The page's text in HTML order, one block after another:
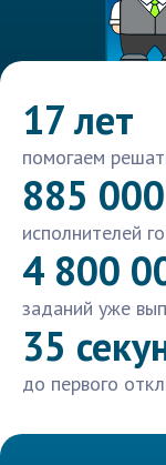
17 лет
помогаем
885 000
исполнителей
4 800
заданий уже
35
до первого